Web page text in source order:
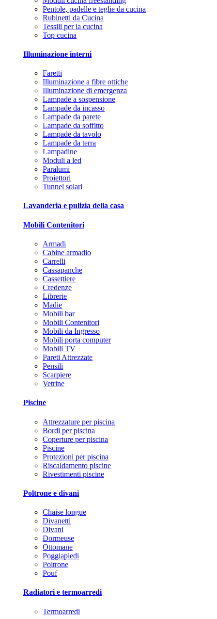
Pentole, padelle e teglie da cucina
Rubinetti da Cucina
Tessili per la cucina
Top cucina
Illuminazione interni
Faretti
Illuminazione a fibre ottiche
Illuminazione di emergenza
Lampade a sospensione
Lampade da incasso
Lampade da parete
Lampade da soffitto
Lampade da tavolo
Lampade da terra
Lampadine
Moduli a led
Paralumi
Proiettori
Tunnel solari
Lavanderia e pulizia della casa
Mobili Contenitori
Armadi
Cabine armadio
Carrelli
Cassapanche
Cassettiere
Credenze
Librerie
Madie
Mobili bar
Mobili Contenitori
Mobili da Ingresso
Mobili porta computer
Mobili TV
Pareti Attrezzate
Pensili
Scarpiere
Vetrine
Piscine
Attrezzature per piscina
Bordi per piscina
Coperture per piscina
Piscine
Protezioni per piscina
Riscaldamento piscine
Rivestimenti piscine
Poltrone e divani
Chaise longue
Divanetti
Divani
Dormeuse
Ottomane
Poggiapiedi
Poltrone
Pouf
Radiatori e termoarredi
Termoarredi